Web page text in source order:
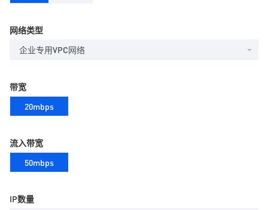
网络类型
企业专用VPC网络
带宽
20mbps
流入带宽
50mbps
IP数量